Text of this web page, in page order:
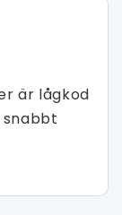
är lågkod